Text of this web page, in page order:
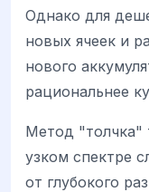
Однако для
новых ячеек и
нового
рациональнее
Метод "толчка"
узком спектре
от глубокого